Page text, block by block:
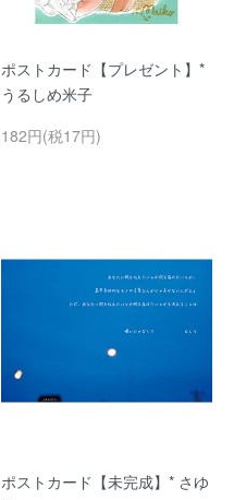
ポストカード【プレゼント】*
うるしめ米子
182円(税17円)
ポストカード【未完成】* さゆ